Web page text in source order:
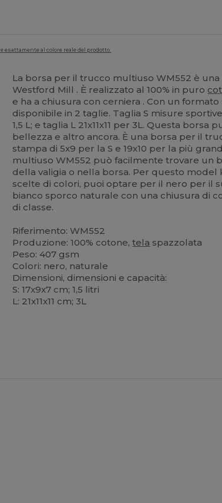
esattamente al colore reale del prodotto.
La borsa per il trucco multiuso WM552 è
Westford Mill . È realizzato al 100% in puro
e ha a chiusura con cerniera . Con un
disponibile in 2 taglie. Taglia S misure
1,5 L; e taglia L 21x11x11 per 3L. Questa
bellezza e altro ancora. È una borsa per il
stampa di 5x9 per la S e 19x10 per la più
multiuso WM552 può facilmente trovare un
della valigia o nella borsa. Per questo model
scelte di colori, puoi optare per il nero per il
bianco sporco naturale con una chiusura di
di classe.
Riferimento: WM552
Produzione: 100% cotone,tela spazzolata
Peso: 407 gsm
Colori: nero, naturale
Dimensioni, dimensioni e capacità:
S: 17x9x7 cm; 1,5 litri
L: 21x11x11 cm; 3L